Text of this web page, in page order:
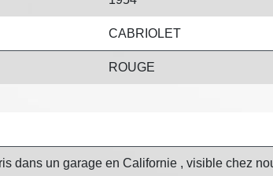
CABRIOLET
ROUGE
dans un garage en Californie , visible chez